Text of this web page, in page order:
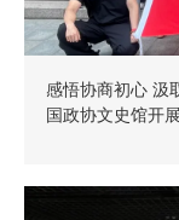
感悟协商初心
国政协文史馆开